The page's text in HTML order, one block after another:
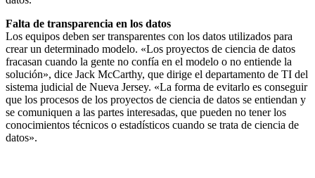
Falta de transparencia en los datos
Los equipos deben ser transparentes con los datos utilizados para
crear un determinado modelo. «Los proyectos de ciencia de datos
fracasan cuando la gente no confía en el modelo o no entiende la
solución», dice Jack McCarthy, que dirige el departamento de TI del
sistema judicial de Nueva Jersey. «La forma de evitarlo es conseguir
que los procesos de los proyectos de ciencia de datos se entiendan y
se comuniquen a las partes interesadas, que pueden no tener los
conocimientos técnicos o estadísticos cuando se trata de ciencia de
datos».